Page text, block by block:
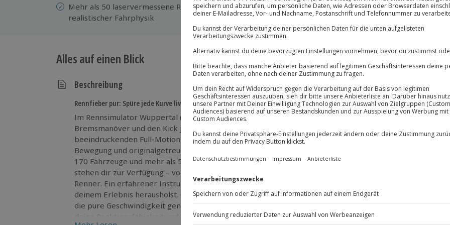
Große Auswahl,
Große
Über 9.000
Volle
Maximale
Mehr als 50 laservermessene Rennstrecken und mehr als 170 Fahrzeuge mit
realistischer Fahrphysik
Alles auf einen Blick
Beschreibung
Rennfieber pur: Spüre jede Kurve live!
Im Rennsimulator Wuppertal (90 Min.) spürst du jede Bodenwelle, jedes
Bremsmanöver und den Kick jeder Kurve. Du nimmst Platz in einem
beeindruckenden Full-Motion-Simulator, der dich mit realistischer
Bewegung und originalgetreuer Technik sofort in seinen Bann zieht. Über
170 Fahrzeuge und mehr als 50 originalgetreu vermessene Strecken
stehen dir zur Verfügung – vom Formelboliden bis zum kraftvollen GT-
Renner. Ein erfahrener Instruktor zeigt dir, wie du das Maximum aus
deinem Erlebnis herausholst. Ob du dich steigern möchtest oder einfach
die pure Geschwindigkeit genießen willst: Hier startest du durch. Teste
deine Reaktionsfähigkeit und verliere dich in der perfekten Illusion des